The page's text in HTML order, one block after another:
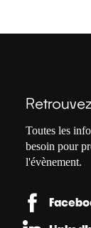
Toutes les
besoin pour
l'évènement.